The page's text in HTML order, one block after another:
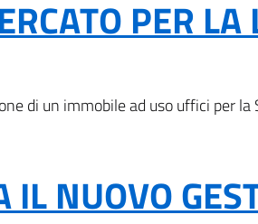
PER LA
di un immobile ad uso uffici per la
NUOVO